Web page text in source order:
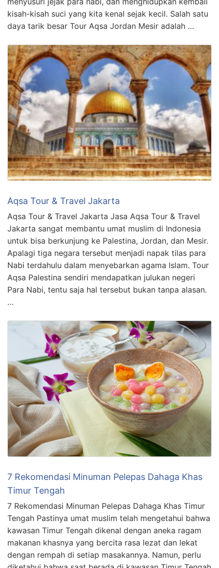
kisah-kisah suci yang kita kenal sejak kecil. Salah satu
daya tarik besar Tour Aqsa Jordan Mesir adalah …
Aqsa Tour & Travel Jakarta
Aqsa Tour & Travel Jakarta Jasa Aqsa Tour & Travel
Jakarta sangat membantu umat muslim di Indonesia
untuk bisa berkunjung ke Palestina, Jordan, dan Mesir.
Apalagi tiga negara tersebut menjadi napak tilas para
Nabi terdahulu dalam menyebarkan agama Islam. Tour
Aqsa Palestina sendiri mendapatkan julukan negeri
Para Nabi, tentu saja hal tersebut bukan tanpa alasan.
…
7 Rekomendasi Minuman Pelepas Dahaga Khas
Timur Tengah
7 Rekomendasi Minuman Pelepas Dahaga Khas Timur
Tengah Pastinya umat muslim telah mengetahui bahwa
kawasan Timur Tengah dikenal dengan aneka ragam
makanan khasnya yang bercita rasa lezat dan lekat
dengan rempah di setiap masakannya. Namun, perlu